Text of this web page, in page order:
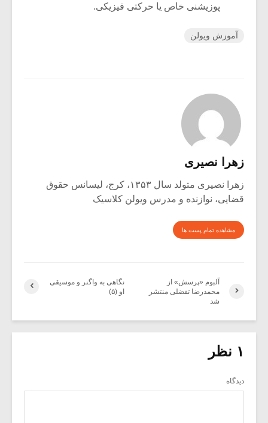
پوزیشنی خاص یا حرکتی فیزیکی.
آموزش ویولن
زهرا نصیری
زهرا نصیری متولد سال ۱۳۵۳، کرج، لیسانس حقوق
قضایی، نوازنده و مدرس ویولن کلاسیک
مشاهده تمام پست ها
نگاهی به واگنر و موسیقی
او (۵)
آلبوم «پرسش» از
محمدرضا تفضلی منتشر
شد
۱ نظر
دیدگاه